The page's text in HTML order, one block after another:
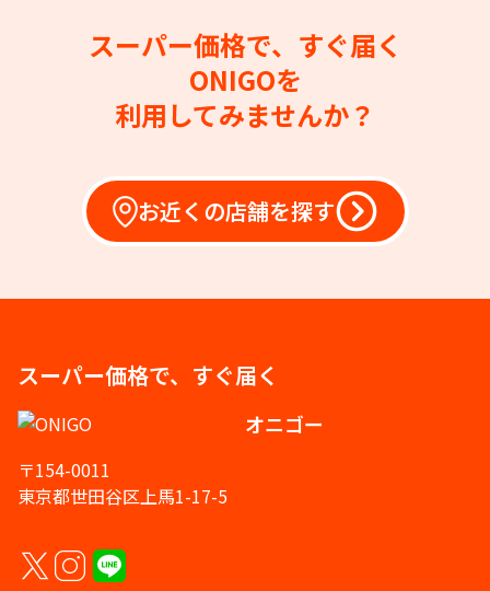
スーパー価格で、すぐ届く
ONIGOを
利用してみませんか？
お近くの店舗を探す
スーパー価格で、すぐ届く
オニゴー
〒154-0011
東京都世田谷区上馬1-17-5